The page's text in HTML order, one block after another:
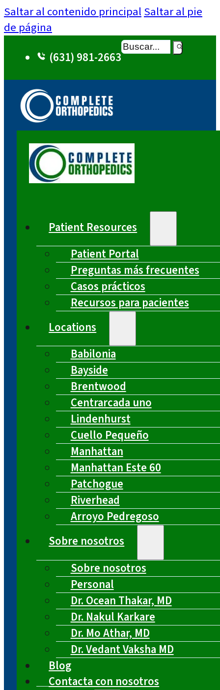
Saltar al contenido principal Saltar al pie
de página
(631) 981-2663
Buscar
Patient Resources
Patient Portal
Preguntas más frecuentes
Casos prácticos
Recursos para pacientes
Locations
Babilonia
Bayside
Brentwood
Centrarcada uno
Lindenhurst
Cuello Pequeño
Manhattan
Manhattan Este 60
Patchogue
Riverhead
Arroyo Pedregoso
Sobre nosotros
Sobre nosotros
Personal
Dr. Ocean Thakar, MD
Dr. Nakul Karkare
Dr. Mo Athar, MD
Dr. Vedant Vaksha MD
Blog
Contacta con nosotros